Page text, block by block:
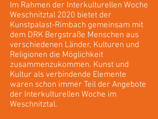
Im Rahmen der Interkulturellen Woche
Weschnitztal 2020 bietet der
Kunstpalast-Rimbach gemeinsam mit
dem DRK Bergstraße Menschen aus
verschiedenen Länder, Kulturen und
Religionen die Möglichkeit
zusammenzukommen. Kunst und
Kultur als verbindende Elemente
waren schon immer Teil der Angebote
der Interkulturellen Woche im
Weschnitztal.